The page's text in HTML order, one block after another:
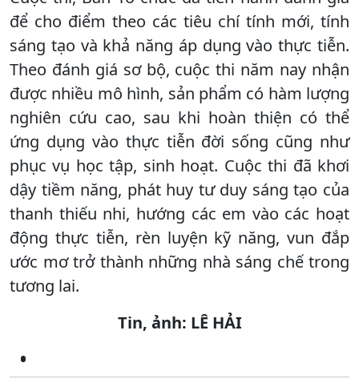
để cho điểm theo các tiêu chí tính mới, tính
sáng tạo và khả năng áp dụng vào thực tiễn.
Theo đánh giá sơ bộ, cuộc thi năm nay nhận
được nhiều mô hình, sản phẩm có hàm lượng
nghiên cứu cao, sau khi hoàn thiện có thể
ứng dụng vào thực tiễn đời sống cũng như
phục vụ học tập, sinh hoạt. Cuộc thi đã khơi
dậy tiềm năng, phát huy tư duy sáng tạo của
thanh thiếu nhi, hướng các em vào các hoạt
động thực tiễn, rèn luyện kỹ năng, vun đắp
ước mơ trở thành những nhà sáng chế trong
tương lai.
Tin, ảnh: LÊ HẢI